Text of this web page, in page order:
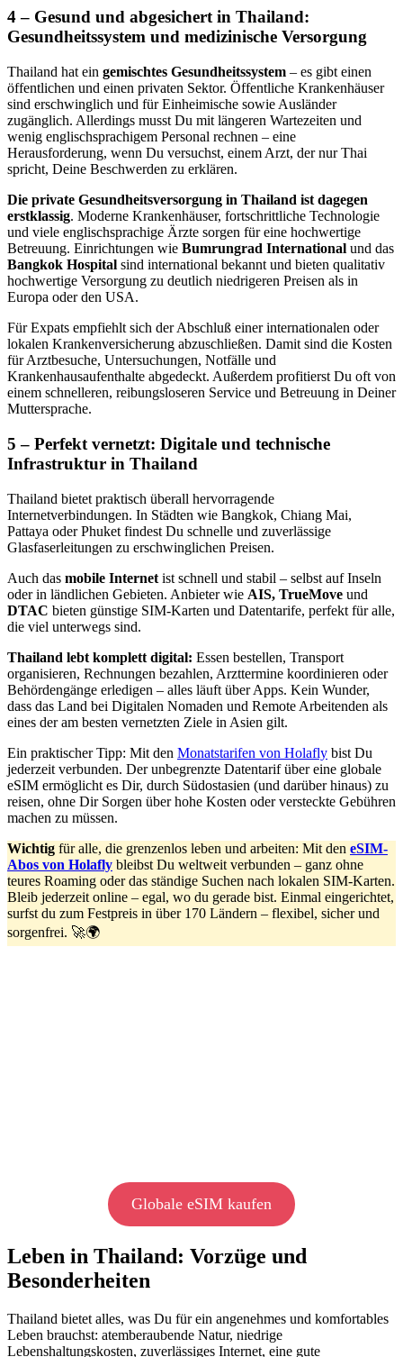
4 – Gesund und abgesichert in Thailand:
Gesundheitssystem und medizinische Versorgung
Thailand hat ein gemischtes Gesundheitssystem – es gibt einen
öffentlichen und einen privaten Sektor. Öffentliche Krankenhäuser
sind erschwinglich und für Einheimische sowie Ausländer
zugänglich. Allerdings musst Du mit längeren Wartezeiten und
wenig englischsprachigem Personal rechnen – eine
Herausforderung, wenn Du versuchst, einem Arzt, der nur Thai
spricht, Deine Beschwerden zu erklären.
Die private Gesundheitsversorgung in Thailand ist dagegen
erstklassig. Moderne Krankenhäuser, fortschrittliche Technologie
und viele englischsprachige Ärzte sorgen für eine hochwertige
Betreuung. Einrichtungen wie Bumrungrad International und das
Bangkok Hospital sind international bekannt und bieten qualitativ
hochwertige Versorgung zu deutlich niedrigeren Preisen als in
Europa oder den USA.
Für Expats empfiehlt sich der Abschluß einer internationalen oder
lokalen Krankenversicherung abzuschließen. Damit sind die Kosten
für Arztbesuche, Untersuchungen, Notfälle und
Krankenhausaufenthalte abgedeckt. Außerdem profitierst Du oft von
einem schnelleren, reibungsloseren Service und Betreuung in Deiner
Muttersprache.
5 – Perfekt vernetzt: Digitale und technische
Infrastruktur in Thailand
Thailand bietet praktisch überall hervorragende
Internetverbindungen. In Städten wie Bangkok, Chiang Mai,
Pattaya oder Phuket findest Du schnelle und zuverlässige
Glasfaserleitungen zu erschwinglichen Preisen.
Auch das mobile Internet ist schnell und stabil – selbst auf Inseln
oder in ländlichen Gebieten. Anbieter wie AIS, TrueMove und
DTAC bieten günstige SIM-Karten und Datentarife, perfekt für alle,
die viel unterwegs sind.
Thailand lebt komplett digital: Essen bestellen, Transport
organisieren, Rechnungen bezahlen, Arzttermine koordinieren oder
Behördengänge erledigen – alles läuft über Apps. Kein Wunder,
dass das Land bei Digitalen Nomaden und Remote Arbeitenden als
eines der am besten vernetzten Ziele in Asien gilt.
Ein praktischer Tipp: Mit den Monatstarifen von Holafly bist Du
jederzeit verbunden. Der unbegrenzte Datentarif über eine globale
eSIM ermöglicht es Dir, durch Südostasien (und darüber hinaus) zu
reisen, ohne Dir Sorgen über hohe Kosten oder versteckte Gebühren
machen zu müssen.
Wichtig für alle, die grenzenlos leben und arbeiten: Mit den eSIM-
Abos von Holafly bleibst Du weltweit verbunden – ganz ohne
teures Roaming oder das ständige Suchen nach lokalen SIM-Karten.
Bleib jederzeit online – egal, wo du gerade bist. Einmal eingerichtet,
surfst du zum Festpreis in über 170 Ländern – flexibel, sicher und
sorgenfrei. 🚀🌍
Globale eSIM kaufen
Leben in Thailand: Vorzüge und
Besonderheiten
Thailand bietet alles, was Du für ein angenehmes und komfortables
Leben brauchst: atemberaubende Natur, niedrige
Lebenshaltungskosten, zuverlässiges Internet, eine gute